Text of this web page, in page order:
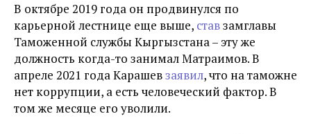
В октябре 2019 года он продвинулся по
карьерной лестнице еще выше, ставзамглавы
Таможенной службы Кыргызстана – эту же
должность когда-то занимал Матраимов. В
апреле 2021 года Карашевзаявил, что на таможне
нет коррупции, а есть человеческий фактор. В
том же месяце его уволили.